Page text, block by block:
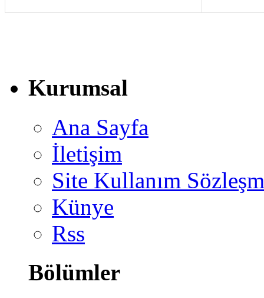
Kurumsal
Ana Sayfa
İletişim
Site Kullanım
Künye
Rss
Bölümler